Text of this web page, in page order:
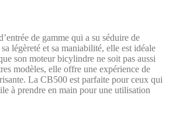
de gamme qui a su séduire de
légèreté et sa maniabilité, elle est idéale
son moteur bicylindre ne soit pas aussi
modèles, elle offre une expérience de
La CB500 est parfaite pour ceux qui
à prendre en main pour une utilisation